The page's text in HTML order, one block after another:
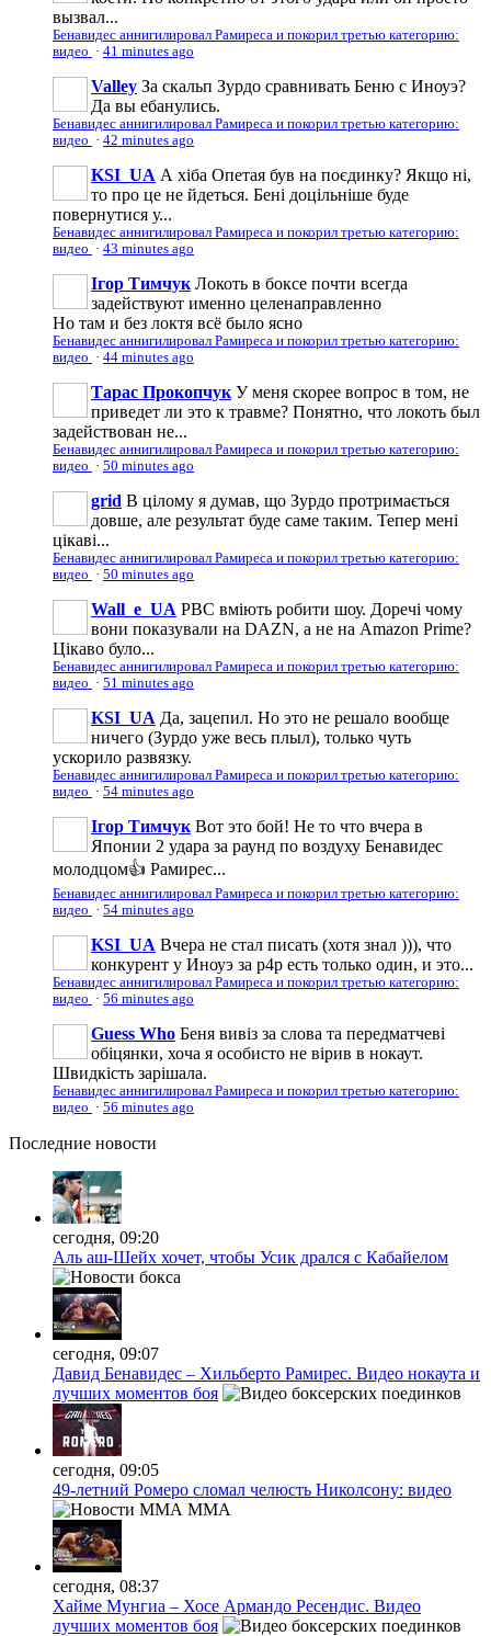
вызвал...
Бенавидес аннигилировал Рамиреса и покорил третью категорию:
видео · 41 minutes ago
Valley За скальп Зурдо сравнивать Беню с Иноуэ?
Да вы ебанулись.
Бенавидес аннигилировал Рамиреса и покорил третью категорию:
видео · 42 minutes ago
KSI_UA А хіба Опетая був на поєдинку? Якщо ні,
то про це не йдеться. Бені доцільніше буде
повернутися у...
Бенавидес аннигилировал Рамиреса и покорил третью категорию:
видео · 43 minutes ago
Ігор Тимчук Локоть в боксе почти всегда
задействуют именно целенаправленно
Но там и без локтя всё было ясно
Бенавидес аннигилировал Рамиреса и покорил третью категорию:
видео · 44 minutes ago
Тарас Прокопчук У меня скорее вопрос в том, не
приведет ли это к травме? Понятно, что локоть был
задействован не...
Бенавидес аннигилировал Рамиреса и покорил третью категорию:
видео · 50 minutes ago
grid В цілому я думав, що Зурдо протримається
довше, але результат буде саме таким. Тепер мені
цікаві...
Бенавидес аннигилировал Рамиреса и покорил третью категорию:
видео · 50 minutes ago
Wall_e_UA PBC вміють робити шоу. Доречі чому
вони показували на DAZN, а не на Amazon Prime?
Цікаво було...
Бенавидес аннигилировал Рамиреса и покорил третью категорию:
видео · 51 minutes ago
KSI_UA Да, зацепил. Но это не решало вообще
ничего (Зурдо уже весь плыл), только чуть
ускорило развязку.
Бенавидес аннигилировал Рамиреса и покорил третью категорию:
видео · 54 minutes ago
Ігор Тимчук Вот это бой! Не то что вчера в
Японии 2 удара за раунд по воздуху Бенавидес
молодцом👍 Рамирес...
Бенавидес аннигилировал Рамиреса и покорил третью категорию:
видео · 54 minutes ago
KSI_UA Вчера не стал писать (хотя знал ))), что
конкурент у Иноуэ за p4p есть только один, и это...
Бенавидес аннигилировал Рамиреса и покорил третью категорию:
видео · 56 minutes ago
Guess Who Беня вивіз за слова та передматчеві
обіцянки, хоча я особисто не вірив в нокаут.
Швидкість зарішала.
Бенавидес аннигилировал Рамиреса и покорил третью категорию:
видео · 56 minutes ago
Последние новости
сегодня, 09:20
Аль аш-Шейх хочет, чтобы Усик дрался с Кабайелом
сегодня, 09:07
Давид Бенавидес – Хильберто Рамирес. Видео нокаута и
лучших моментов боя
сегодня, 09:05
49-летний Ромеро сломал челюсть Николсону: видео
MMA
сегодня, 08:37
Хайме Мунгиа – Хосе Армандо Ресендис. Видео
лучших моментов боя